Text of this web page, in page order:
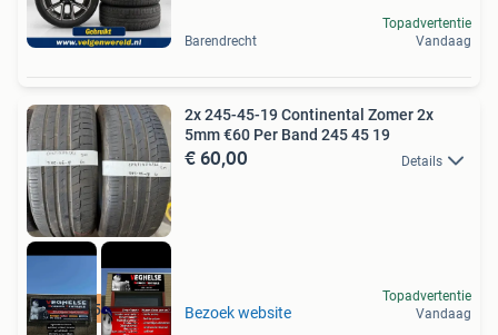
Barendrecht
Topadvertentie
Vandaag
2x 245 45 19
2x 245-45-19 Continental Zomer 2x
5mm €60 Per Band 245 45 19
€ 60,00 Details
Bezoek website
Topadvertentie
Vandaag